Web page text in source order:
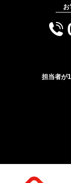
担当者が